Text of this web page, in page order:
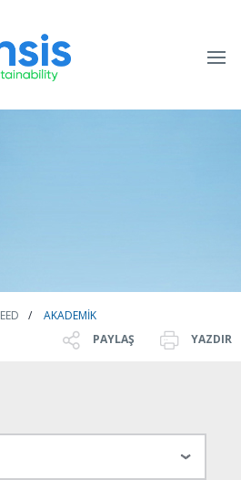
AKADEMIK
PAYLAŞ
YAZDIR